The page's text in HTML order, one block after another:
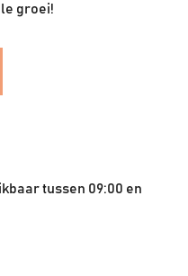
groei!
tussen 09:00 en